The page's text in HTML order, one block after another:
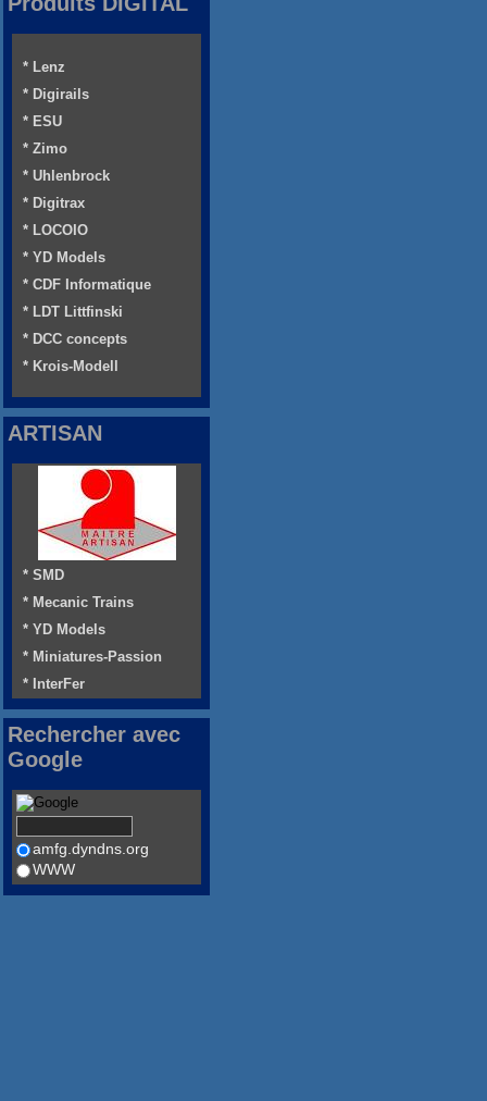
* Lenz
* Digirails
* ESU
* Zimo
* Uhlenbrock
* Digitrax
* LOCOIO
* YD Models
* CDF Informatique
* LDT Littfinski
* DCC concepts
* Krois-Modell
ARTISAN
* SMD
* Mecanic Trains
* YD Models
* Miniatures-Passion
* InterFer
Rechercher avec
Google
amfg.dyndns.org
WWW